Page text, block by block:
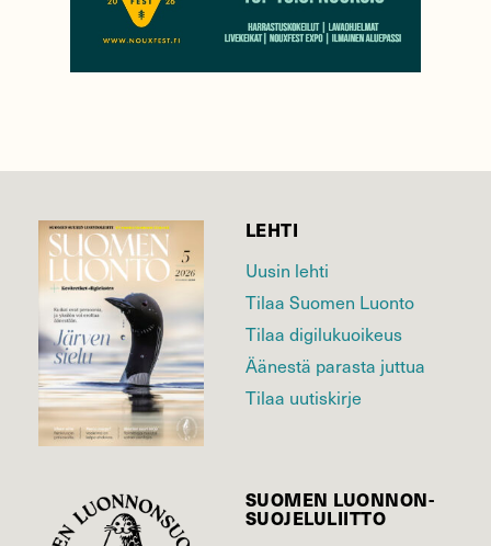
LEHTI
Uusin lehti
Tilaa Suomen Luonto
Tilaa digilukuoikeus
Äänestä parasta juttua
Tilaa uutiskirje
SUOMEN LUONNON­
SUOJELU­LIITTO